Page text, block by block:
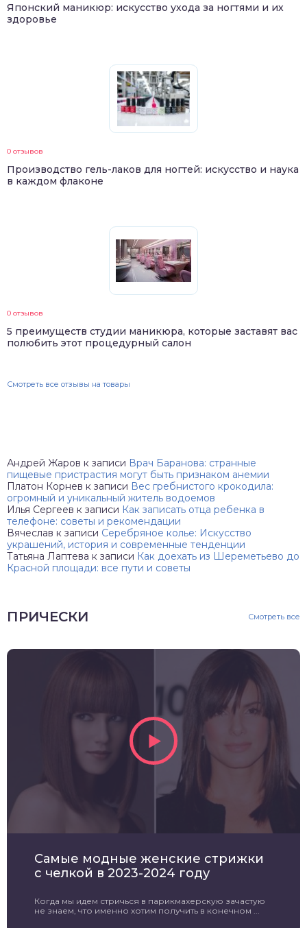
Японский маникюр: искусство ухода за ногтями и их
здоровье
0 отзывов
Производство гель-лаков для ногтей: искусство и наука
в каждом флаконе
0 отзывов
5 преимуществ студии маникюра, которые заставят вас
полюбить этот процедурный салон
Смотреть все отзывы на товары
Андрей Жаров к записи Врач Баранова: странные
пищевые пристрастия могут быть признаком анемии
Платон Корнев к записи Вес гребнистого крокодила:
огромный и уникальный житель водоемов
Илья Сергеев к записи Как записать отца ребенка в
телефоне: советы и рекомендации
Вячеслав к записи Серебряное колье: Искусство
украшений, история и современные тенденции
Татьяна Лаптева к записи Как доехать из Шереметьево до
Красной площади: все пути и советы
ПРИЧЕСКИ Смотреть все
Самые модные женские стрижки
с челкой в 2023-2024 году
Когда мы идем стричься в парикмахерскую зачастую
не знаем, что именно хотим получить в конечном ...